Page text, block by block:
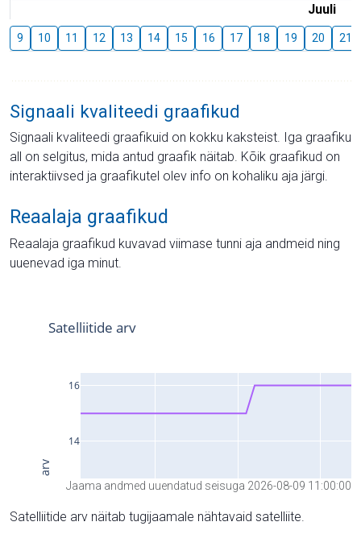
Juuli
9 10 11 12 13 14 15 16 17 18 19 20 21
Signaali kvaliteedi graafikud
Signaali kvaliteedi graafikuid on kokku kaksteist. Iga graafiku
all on selgitus, mida antud graafik näitab. Kõik graafikud on
interaktiivsed ja graafikutel olev info on kohaliku aja järgi.
Reaalaja graafikud
Reaalaja graafikud kuvavad viimase tunni aja andmeid ning
uuenevad iga minut.
Jaama andmed uuendatud seisuga 2026-08-09 11:00:00
Satelliitide arv näitab tugijaamale nähtavaid satelliite.